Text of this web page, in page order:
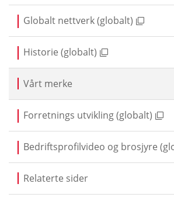
Globalt nettverk (globalt)
Historie (globalt)
Vårt merke
Forretnings utvikling (globalt)
Bedriftsprofilvideo og brosjyre
Relaterte sider